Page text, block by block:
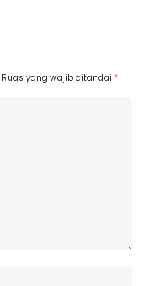
Ruas yang wajib ditandai *